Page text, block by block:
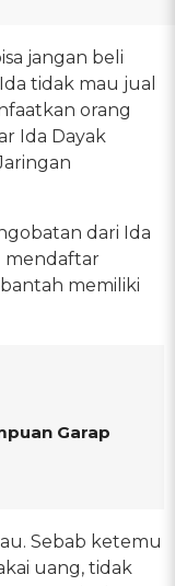
jangan beli
tidak mau jual
orang
Ida Dayak
dari Ida
mendaftar
memiliki
Garap
Sebab ketemu
uang, tidak